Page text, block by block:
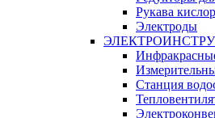
Рукава
Электроды
Станция